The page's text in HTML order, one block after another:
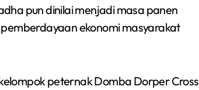
pun dinilai menjadi masa panen
ekonomi masyarakat
peternak Domba Dorper Cross